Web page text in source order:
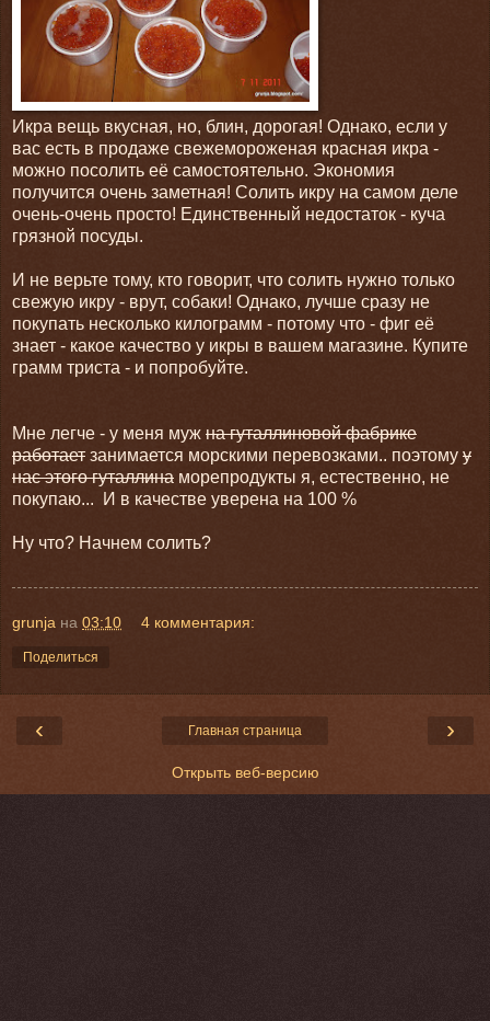
Икра вещь вкусная, но, блин, дорогая! Однако, если у
вас есть в продаже свежемороженая красная икра -
можно посолить её самостоятельно. Экономия
получится очень заметная! Солить икру на самом деле
очень-очень просто! Единственный недостаток - куча
грязной посуды.
И не верьте тому, кто говорит, что солить нужно только
свежую икру - врут, собаки! Однако, лучше сразу не
покупать несколько килограмм - потому что - фиг её
знает - какое качество у икры в вашем магазине. Купите
грамм триста - и попробуйте.
Мне легче - у меня муж на гуталлиновой фабрике
работает занимается морскими перевозками.. поэтому у
нас этого гуталлина морепродукты я, естественно, не
покупаю... И в качестве уверена на 100 %
Ну что? Начнем солить?
grunja на 03:10 4 комментария:
Поделиться
‹ ›
Главная страница
Открыть веб-версию